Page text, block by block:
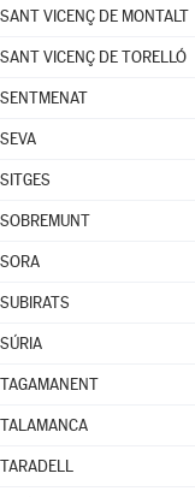
SANT VICENÇ DE MONTALT
SANT VICENÇ DE TORELLÓ
SENTMENAT
SEVA
SITGES
SOBREMUNT
SORA
SUBIRATS
SÚRIA
TAGAMANENT
TALAMANCA
TARADELL